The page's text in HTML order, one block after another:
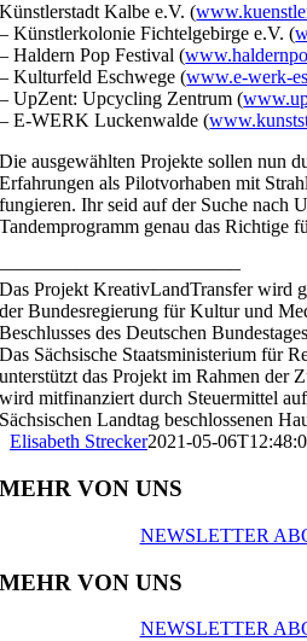
Künstlerstadt Kalbe e.V. (
– Künstlerkolonie Fichtelgebirge e.V. (
– Haldern Pop Festival (
– Kulturfeld Eschwege (www.e-werk-
– UpZent: Upcycling Zentrum (
– E-WERK Luckenwalde (
Die ausgewählten Projekte sollen nun
Erfahrungen als Pilotvorhaben mit
fungieren. Ihr seid auf der Suche nach
Tandemprogramm genau das Richtige
————————————–
Das Projekt KreativLandTransfer wird
der Bundesregierung für Kultur und
Beschlusses des Deutschen
Das Sächsische Staatsministerium für
unterstützt das Projekt im Rahmen der
wird mitfinanziert durch Steuermittel
Sächsischen Landtag beschlossenen
Elisabeth Strecker2021-05-
MEHR VON UNS
NEWSLETTER
MEHR VON UNS
NEWSLETTER